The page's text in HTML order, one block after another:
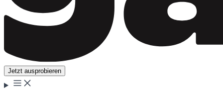
Jetzt ausprobieren